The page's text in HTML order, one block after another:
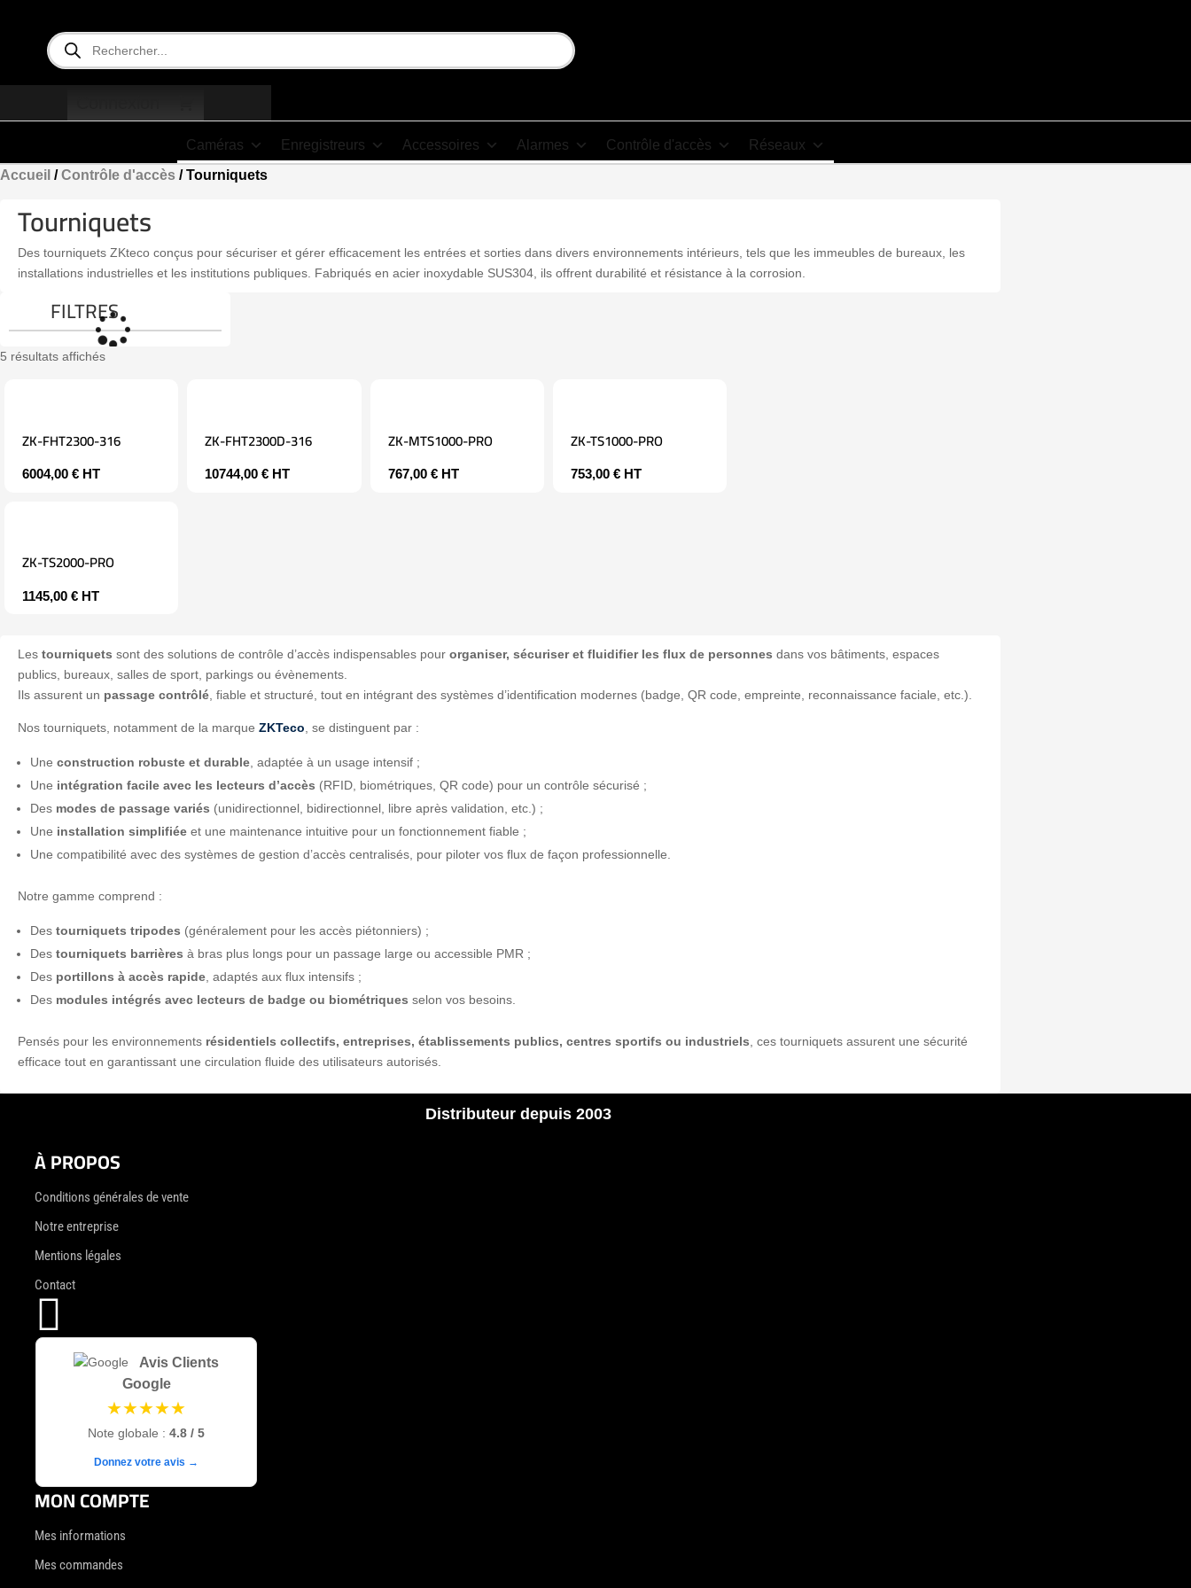
Recherche
de
produits
Caméras Enregistreurs Accessoires Alarmes Contrôle d'accès
Réseaux
Accueil /Contrôle d'accès / Tourniquets
Tourniquets
Des tourniquets ZKteco conçus pour sécuriser et gérer efficacement les entrées et sorties dans divers environnements intérieurs, tels que les immeubles de bureaux, les
installations industrielles et les institutions publiques. Fabriqués en acier inoxydable SUS304, ils offrent durabilité et résistance à la corrosion.
FILTRES
5 résultats affichés
ZK-FHT2300-316
6004,00 € HT
ZK-FHT2300D-316
10744,00€ HT
ZK-MTS1000-PRO
767,00 € HT
ZK-TS1000-PRO
753,00 € HT
ZK-TS2000-PRO
1145,00 € HT
Les tourniquets sont des solutions de contrôle d’accès indispensables pour organiser, sécuriser et fluidifier les flux de personnes dans vos bâtiments, espaces
publics, bureaux, salles de sport, parkings ou évènements.
Ils assurent un passage contrôlé, fiable et structuré, tout en intégrant des systèmes d’identification modernes (badge, QR code, empreinte, reconnaissance faciale, etc.).
Nos tourniquets, notamment de la marque ZKTeco, se distinguent par :
Une construction robuste et durable, adaptée à un usage intensif ;
Une intégration facile avec les lecteurs d’accès (RFID, biométriques, QR code) pour un contrôle sécurisé ;
Des modes de passage variés (unidirectionnel, bidirectionnel, libre après validation, etc.) ;
Une installation simplifiée et une maintenance intuitive pour un fonctionnement fiable ;
Une compatibilité avec des systèmes de gestion d’accès centralisés, pour piloter vos flux de façon professionnelle.
Notre gamme comprend :
Des tourniquets tripodes (généralement pour les accès piétonniers) ;
Des tourniquets barrières à bras plus longs pour un passage large ou accessible PMR ;
Des portillons à accès rapide, adaptés aux flux intensifs ;
Des modules intégrés avec lecteurs de badge ou biométriques selon vos besoins.
Pensés pour les environnements résidentiels collectifs, entreprises, établissements publics, centres sportifs ou industriels, ces tourniquets assurent une sécurité
efficace tout en garantissant une circulation fluide des utilisateurs autorisés.
Distributeur depuis 2003
À PROPOS
Conditions générales de vente
Notre entreprise
Mentions légales
Contact

Avis Clients
Google
★★★★★
Note globale : 4.8 / 5
Donnez votre avis →
MON COMPTE
Mes informations
Mes commandes